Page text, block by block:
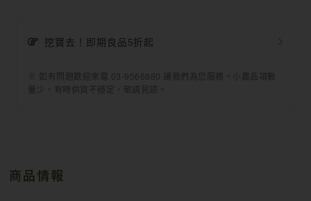
挖寶去！即期良品5折起
※ 如有問題歡迎來電 03-9566880 讓我們為您服務。小農品項數
量少，有時供貨不穩定，敬請見諒。
商品情報